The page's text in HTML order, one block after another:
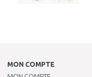
MON COMPTE